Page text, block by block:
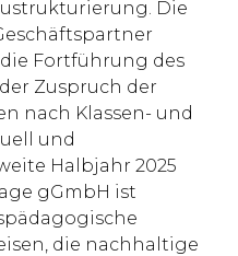
Die
Fortführung des
Zuspruch der
nach Klassen- und
und
Halbjahr 2025
gGmbH ist
die nachhaltige